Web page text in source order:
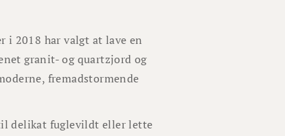
2018 har valgt at lave en
granit- og quartzjord og
fremadstormende
til delikat fuglevildt eller lette